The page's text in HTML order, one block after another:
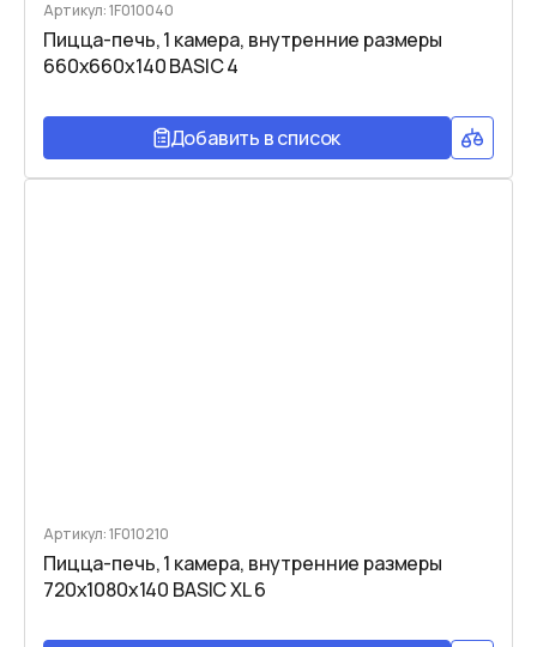
Артикул: 1F010040
Пицца-печь, 1 камера, внутренние размеры
660x660x140 BASIC 4
Добавить в список
Артикул: 1F010210
Пицца-печь, 1 камера, внутренние размеры
720x1080x140 BASIC XL 6